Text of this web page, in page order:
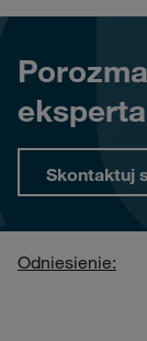
Skontaktuj
Odniesienie: